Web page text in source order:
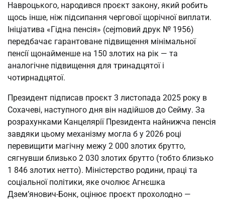
Навроцького, народився проєкт закону, який робить
щось інше, ніж підсипання чергової щорічної виплати.
Ініціатива «Гідна пенсія» (сеjmовий друк № 1956)
передбачає гарантоване підвищення мінімальної
пенсії щонайменше на 150 злотих на рік — та
аналогічне підвищення для тринадцятої і
чотирнадцятої.
Президент підписав проєкт 3 листопада 2025 року в
Сохачеві, наступного дня він надійшов до Сейму. За
розрахунками Канцелярії Президента найнижча пенсія
завдяки цьому механізму могла б у 2026 році
перевищити магічну межу 2 000 злотих брутто,
сягнувши близько 2 030 злотих брутто (тобто близько
1 846 злотих нетто). Міністерство родини, праці та
соціальної політики, яке очолює Агнєшка
Дзем’янович-Бонк, оцінює проєкт прохолодно —